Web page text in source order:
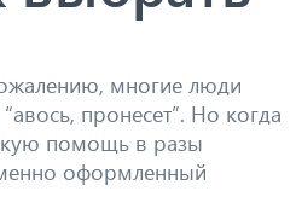
многие люди
пронесет”. Но когда
помощь в разы
оформленный